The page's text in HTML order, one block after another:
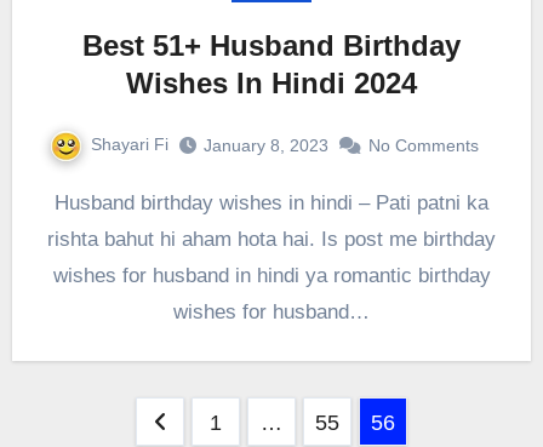
Best 51+ Husband Birthday
Wishes In Hindi 2024
Shayari Fi January 8, 2023 No Comments
Husband birthday wishes in hindi – Pati patni ka
rishta bahut hi aham hota hai. Is post me birthday
wishes for husband in hindi ya romantic birthday
wishes for husband…
1 … 55 56